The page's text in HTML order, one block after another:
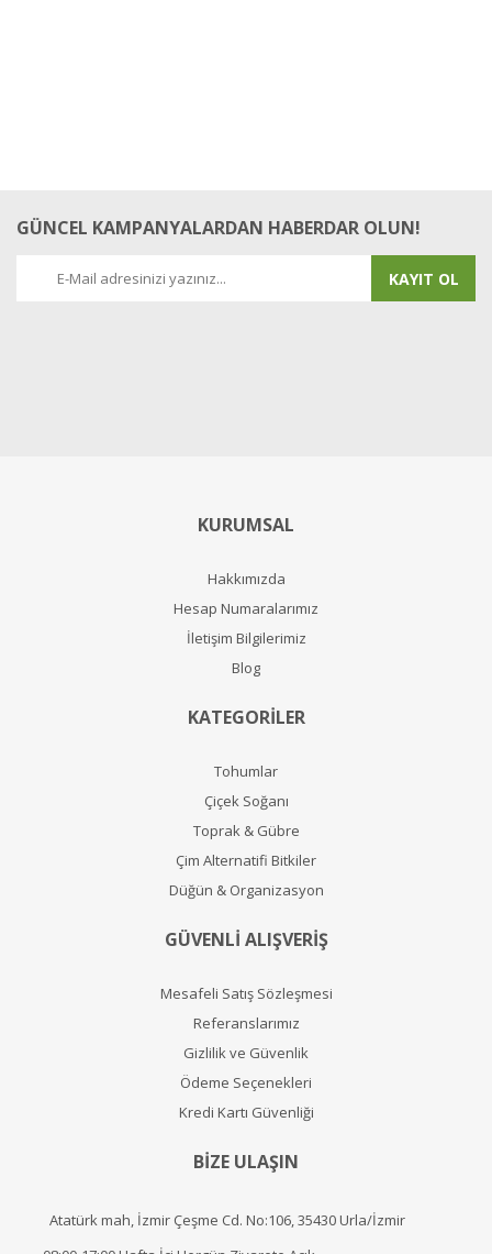
GÜNCEL KAMPANYALARDAN HABERDAR OLUN!
KAYIT OL
KURUMSAL
Hakkımızda
Hesap Numaralarımız
İletişim Bilgilerimiz
Blog
KATEGORİLER
Tohumlar
Çiçek Soğanı
Toprak & Gübre
Çim Alternatifi Bitkiler
Düğün & Organizasyon
GÜVENLİ ALIŞVERİŞ
Mesafeli Satış Sözleşmesi
Referanslarımız
Gizlilik ve Güvenlik
Ödeme Seçenekleri
Kredi Kartı Güvenliği
BİZE ULAŞIN
Atatürk mah, İzmir Çeşme Cd. No:106, 35430 Urla/İzmir